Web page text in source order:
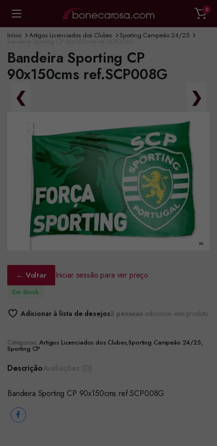
0
Início Artigos Licenciados dos Clubes Sporting Campeão 24/25
Bandeira Sporting CP 90x150cms ref.SCP008G
Bandeira Sporting CP
90x150cms ref.SCP008G
❮ ❯
← Voltar Iniciar sessão para ver preço
Em Stock
Adicionar à lista de desejos2 pessoas adicionou este produto
Categorias: Artigos Licenciados dos Clubes,Sporting Campeão 24/25,
Sporting CP
Descrição
Bandeira Sporting CP 90x150cms ref.SCP008G